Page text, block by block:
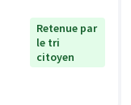
Retenue par
le tri
citoyen